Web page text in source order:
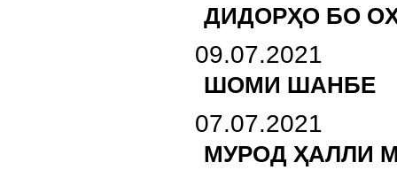
ДИДОРҲО БО
09.07.2021
ШОМИ ШАНБЕ
07.07.2021
МУРОД ҲАЛЛИ